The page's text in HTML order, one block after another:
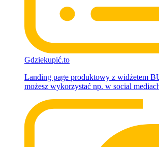
Gdziekupić.to
Landing page produktowy z widżetem
możesz wykorzystać np. w social